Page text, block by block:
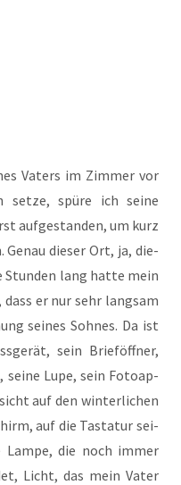
Vaters im Zim­mer vor
set­ze, spü­re ich sei­ne
auf­ge­stan­den, um kurz
Genau die­ser Ort, ja, die­
Stun­den lang hat­te mein
er nur sehr lang­sam
sei­nes Soh­nes. Da ist
sein Brief­öff­ner,
sei­ne Lupe, sein Foto­ap­
auf den win­ter­li­chen
auf die Tas­ta­tur sei­
Lam­pe, die noch immer
Licht, das mein Vater